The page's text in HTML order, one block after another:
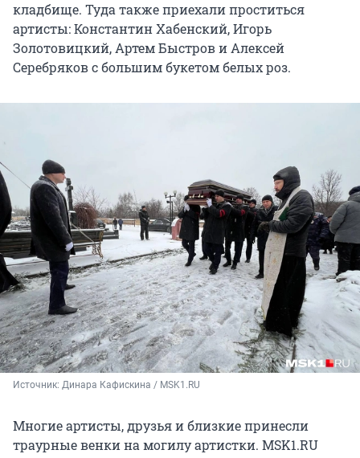
кладбище. Туда также приехали проститься
артисты: Константин Хабенский, Игорь
Золотовицкий, Артем Быстров и Алексей
Серебряков с большим букетом белых роз.
Источник: Динара Кафискина / MSK1.RU
Многие артисты, друзья и близкие принесли
траурные венки на могилу артистки. MSK1.RU